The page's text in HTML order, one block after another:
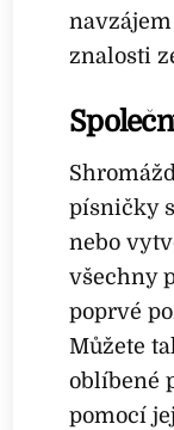
znalosti
písničky
nebo
všechny
poprvé
Můžete
oblíbené
pomocí